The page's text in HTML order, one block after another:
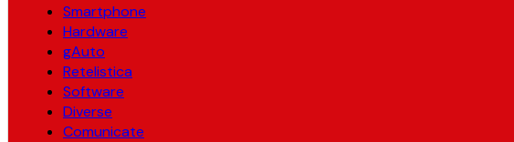
Smartphone
Hardware
gAuto
Retelistica
Software
Diverse
Comunicate